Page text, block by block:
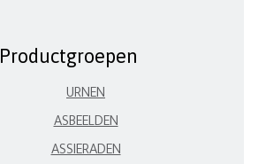
Productgroepen
URNEN
ASBEELDEN
ASSIERADEN